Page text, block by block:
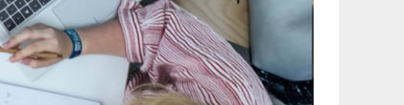
Suchfeld)